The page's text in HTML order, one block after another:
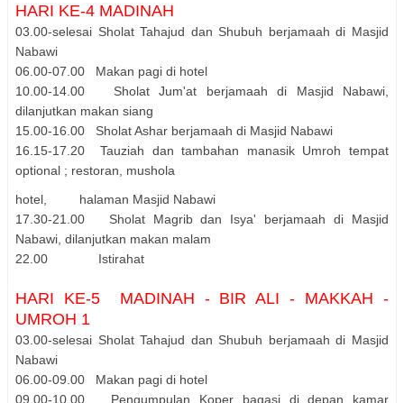
HARI KE-4 MADINAH
03.00-selesai Sholat Tahajud dan Shubuh berjamaah di Masjid
Nabawi
06.00-07.00 Makan pagi di hotel
10.00-14.00 Sholat Jum'at berjamaah di Masjid Nabawi,
dilanjutkan makan siang
15.00-16.00 Sholat Ashar berjamaah di Masjid Nabawi
16.15-17.20 Tauziah dan tambahan manasik Umroh tempat
optional ; restoran, mushola
hotel, halaman Masjid Nabawi
17.30-21.00 Sholat Magrib dan Isya' berjamaah di Masjid
Nabawi, dilanjutkan makan malam
22.00 Istirahat
HARI KE-5 MADINAH - BIR ALI - MAKKAH -
UMROH 1
03.00-selesai Sholat Tahajud dan Shubuh berjamaah di Masjid
Nabawi
06.00-09.00 Makan pagi di hotel
09.00-10.00 Pengumpulan Koper bagasi di depan kamar